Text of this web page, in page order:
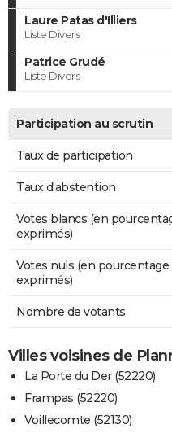
Laure Patas d'Illiers
Liste Divers
Patrice Grudé
Liste Divers
Participation au scrutin
Taux de participation
Taux d'abstention
Votes blancs (en
exprimés)
Votes nuls (en pourcentage
exprimés)
Nombre de votants
Villes voisines de
La Porte du Der (52220)
Frampas (52220)
Voillecomte (52130)